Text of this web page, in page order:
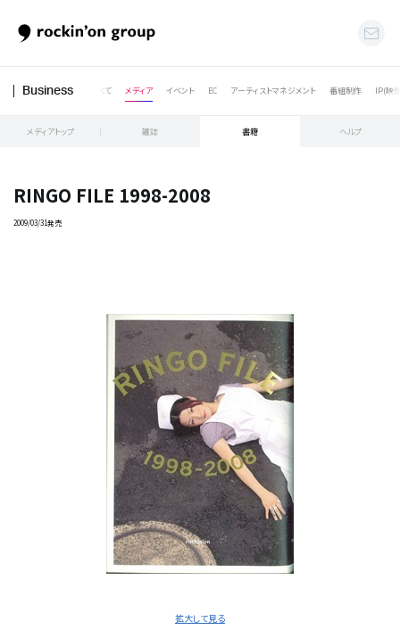
Business すべて メディア イベント EC アーティストマネジメント 番組制作 IP(映
メディアトップ 雑誌 書籍 ヘルプ
RINGO FILE 1998-2008
2009/03/31発売
拡大して見る